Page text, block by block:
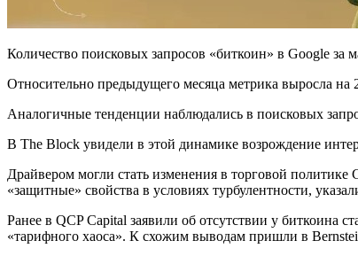
Количество поисковых запросов «биткоин» в Google за
Относительно предыдущего месяца метрика выросла на
Аналогичные тенденции наблюдались в поисковых
В The Block увидели в этой динамике возрождение
Драйвером могли стать изменения в торговой
«защитные» свойства в условиях турбулентности,
Ранее в QCP Capital заявили об отсутствии у биткоина
«тарифного хаоса». К схожим выводам пришли в